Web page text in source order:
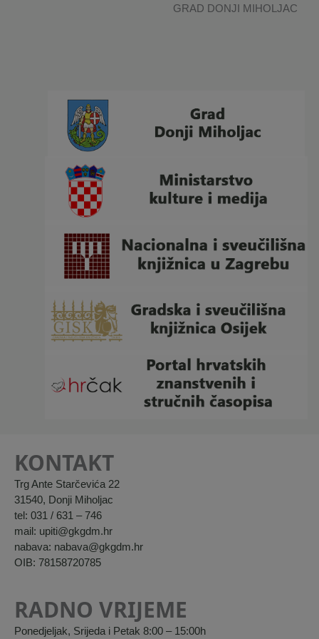
GRAD DONJI MIHOLJAC
KONTAKT
Trg Ante Starčevića 22
31540, Donji Miholjac
tel: 031 / 631 – 746
mail: upiti@gkgdm.hr
nabava: nabava@gkgdm.hr
OIB: 78158720785
RADNO VRIJEME
Ponedjeljak, Srijeda i Petak 8:00 – 15:00h